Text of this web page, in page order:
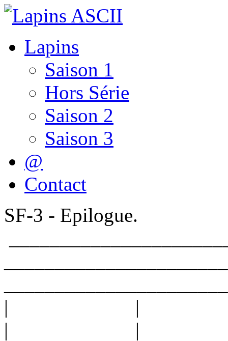
Lapins
Saison 1
Hors Série
Saison 2
Saison 3
@
Contact
SF-3 - Epilogue.
| | | Hé
| | |